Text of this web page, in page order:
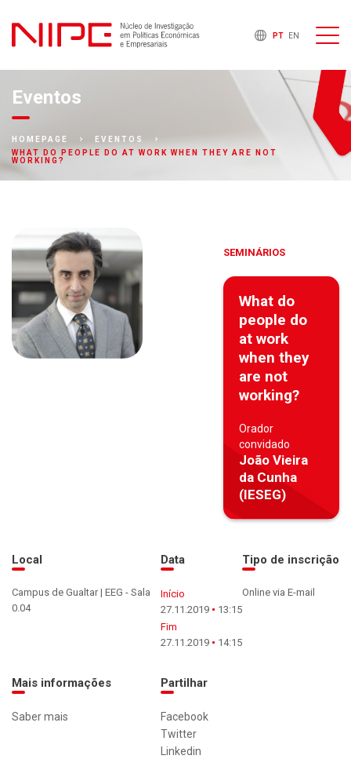
PT EN
Eventos
HOMEPAGE
EVENTOS
WHAT DO PEOPLE DO AT WORK WHEN THEY ARE NOT
WORKING?
SEMINÁRIOS
What do
people do
at work
when they
are not
working?
Orador
convidado
João Vieira
da Cunha
(IESEG)
Local
Campus de Gualtar | EEG - Sala
0.04
Data
Início
27.11.2019
13:15
Fim
27.11.2019
14:15
Tipo de inscrição
Online via E-mail
Mais informações
Saber mais
Partilhar
Facebook
Twitter
Linkedin